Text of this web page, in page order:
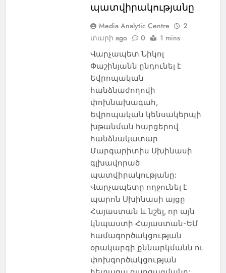
պատվիրակությանը
Media Analytic Centre
2
տարի ago
0 1 mins
Վարչապետ Նիկոլ
Փաշինյանն ընդունել է
Եվրոպական
հանձնաժողովի
փոխնախագահ,
Եվրոպական կենսակերպի
խթանման հարցերով
հանձնակատար
Մարգարիտիս Սխինասի
գլխավորած
պատվիրակությանը:
Վարչապետը ողջունել է
պարոն Սխինասի այցը
Հայաստան և նշել, որ այն
կնպաստի Հայաստան-ԵՄ
համագործակցության
օրակարգի քննարկմանն ու
փոխգործակցության